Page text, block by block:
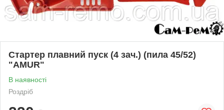
Стартер плавний пуск (4 зач.) (пила 45/52)
"AMUR"
В наявності
Роздріб